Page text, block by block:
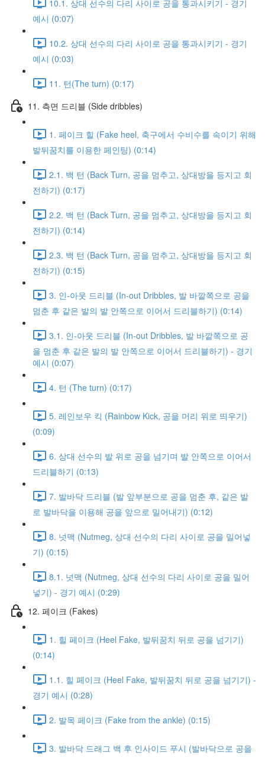
10.1. 상대 선수의 다리 사이로 공을 통과시키기 - 경기
예시 (0:07)
10.2. 상대 선수의 다리 사이로 공을 통과시키기 - 경기
예시 (0:03)
11. 턴(The turn) (0:17)
11. 측면 드리블 (Side dribbles)
1. 페이크 힐 (Fake heel, 축구에서 수비수를 속이기 위해
발뒤꿈치를 이용한 페인팅) (0:14)
2.1. 백 턴 (Back Turn, 공을 멈추고, 상대방을 등지고 회
전하기) (0:17)
2.2. 백 턴 (Back Turn, 공을 멈추고, 상대방을 등지고 회
전하기) (0:14)
2.3. 백 턴 (Back Turn, 공을 멈추고, 상대방을 등지고 회
전하기) (0:15)
3. 인-아웃 드리블 (In-out Dribbles, 발 바깥쪽으로 공을
멈춘 후 같은 발의 발 안쪽으로 이어서 드리블하기) (0:14)
3.1. 인-아웃 드리블 (In-out Dribbles, 발 바깥쪽으로 공
을 멈춘 후 같은 발의 발 안쪽으로 이어서 드리블하기) - 경기
예시 (0:07)
4. 턴 (The turn) (0:17)
5. 레인보우 킥 (Rainbow Kick, 공을 머리 위로 띄우기)
(0:09)
6. 상대 선수의 발 위로 공을 넘기며 발 안쪽으로 이어서
드리블하기 (0:13)
7. 발바닥 드리블 (발 앞부분으로 공을 멈춘 후, 같은 발
로 발바닥을 이용해 공을 앞으로 밀어내기) (0:12)
8. 넛맥 (Nutmeg, 상대 선수의 다리 사이로 공을 밀어넣
기) (0:15)
8.1. 넛맥 (Nutmeg, 상대 선수의 다리 사이로 공을 밀어
넣기) - 경기 예시 (0:29)
12. 페이크 (Fakes)
1. 힐 페이크 (Heel Fake, 발뒤꿈치 뒤로 공을 넘기기)
(0:14)
1.1. 힐 페이크 (Heel Fake, 발뒤꿈치 뒤로 공을 넘기기) -
경기 예시 (0:28)
2. 발목 페이크 (Fake from the ankle) (0:15)
3. 발바닥 드래그 백 후 인사이드 푸시 (발바닥으로 공을